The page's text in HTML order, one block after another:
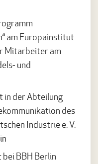
am Europainstitut
Mitarbeiter am
und
der Abteilung
des
Industrie e. V.
BBH Berlin